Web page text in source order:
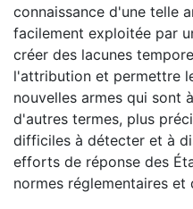
connaissance d'une telle
facilement exploitée par
créer des lacunes
l'attribution et permettre
nouvelles armes qui sont
d'autres termes, plus
difficiles à détecter et à
efforts de réponse des
normes réglementaires et